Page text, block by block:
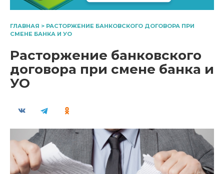
ГЛАВНАЯ > РАСТОРЖЕНИЕ БАНКОВСКОГО ДОГОВОРА ПРИ
СМЕНЕ БАНКА И УО
Расторжение банковского
договора при смене банка и
УО